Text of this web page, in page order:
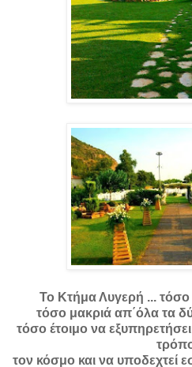
Το Κτήμα Λυγερή ...
τόσο μακριά απ΄όλα τα
τόσο έτοιμο να
τον κόσμο και να υποδεχτεί